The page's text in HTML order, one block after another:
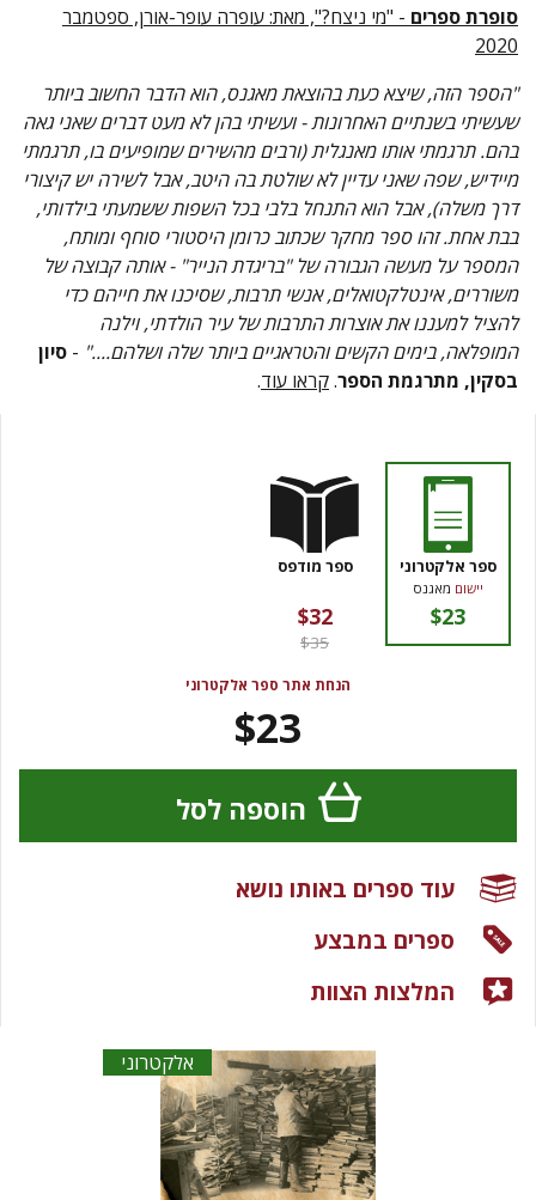
אלקטרוני
סופרת ספרים - "מי ניצח?", מאת: עופרה עופר-אורן, ספטמבר
2020
"הספר הזה, שיצא כעת בהוצאת מאגנס, הוא הדבר החשוב ביותר
שעשיתי בשנתיים האחרונות - ועשיתי בהן לא מעט דברים שאני גאה
בהם. תרגמתי אותו מאנגלית (ורבים מהשירים שמופיעים בו, תרגמתי
מיידיש, שפה שאני עדיין לא שולטת בה היטב, אבל לשירה יש קיצורי
דרך משלה), אבל הוא התנחל בלבי בכל השפות ששמעתי בילדותי,
בבת אחת. זהו ספר מחקר שכתוב כרומן היסטורי סוחף ומותח,
המספר על מעשה הגבורה של "בריגדת הנייר" - אותה קבוצה של
משוררים, אינטלקטואלים, אנשי תרבות, שסיכנו את חייהם כדי
להציל למעננו את אוצרות התרבות של עיר הולדתי, וילנה
המופלאה, בימים הקשים והטראגיים ביותר שלה ושלהם...." - סיון
בסקין, מתרגמת הספר.קראו עוד.
ספר אלקטרוני
יישום מאגנס
$23
ספר מודפס
$32
$35
הנחת אתר ספר אלקטרוני
$23
הוספה לסל
עוד ספרים באותו נושא
ספרים במבצע
המלצות הצוות